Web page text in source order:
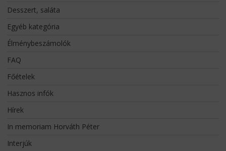
Desszert, saláta
Egyéb kategória
Élménybeszámolók
FAQ
Főételek
Hasznos infók
Hírek
In memoriam Horváth Péter
Interjúk